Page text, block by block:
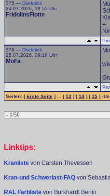
375 — Direktlink
24.07.2026, 19:55 Uhr
FridolinsFlotte
--
376 — Direktlink
25.07.2026, 09:19 Uhr
MoFa
Seiten: [Erste Seite ] ... [13 ] [14 ] [15 ] -
Linktips:
Kranliste von Carsten Thevessen
Kran-und Schwerlast-FAQ von
RAL Farbliste von Burkhardt Berlin